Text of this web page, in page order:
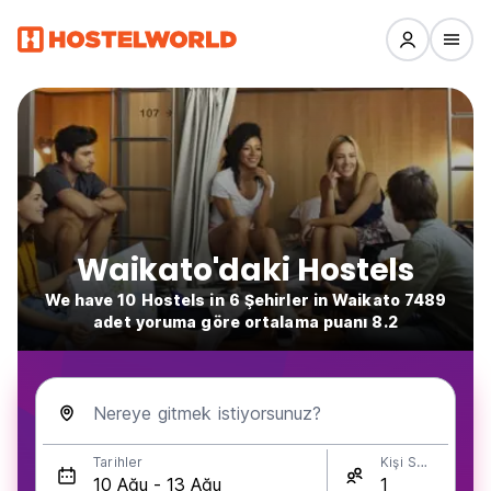
Waikato'daki Hostels
We have 10 Hostels in 6 Şehirler in Waikato 7489
adet yoruma göre ortalama puanı 8.2
Nereye gitmek istiyorsunuz?
Tarihler Kişi Sayısı